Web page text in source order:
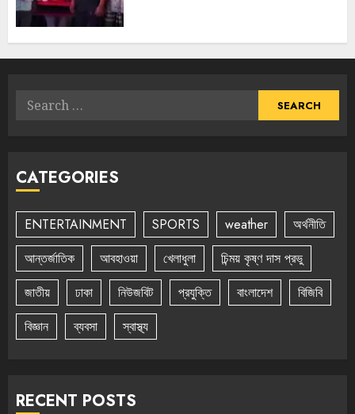
Search
CATEGORIES
ENTERTAINMENT SPORTS weather
অর্থনীতি
আন্তর্জাতিক
আবহাওয়া খেলাধুলা
চিন্ময় কৃষ্ণ দাস প্রভু
জাতীয়
ঢাকা নিউজবিট প্রযুক্তি বাংলাদেশ
বিজিবি
বিজ্ঞান
ব্যবসা স্বাস্থ্য
RECENT POSTS